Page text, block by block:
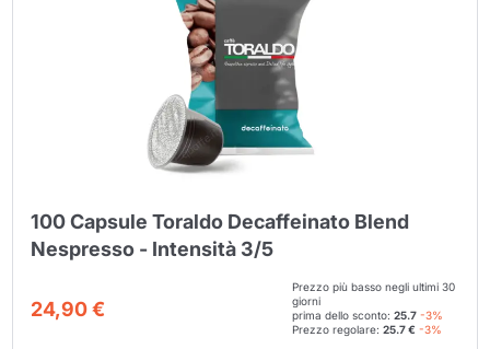
100 Capsule Toraldo Decaffeinato Blend
Nespresso - Intensità 3/5
24,90 €
Prezzo più basso negli ultimi 30
giorni
prima dello sconto: 25.7 -3%
Prezzo regolare: 25.7 € -3%